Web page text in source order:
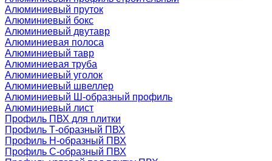
Алюминиевый пруток
Алюминиевый бокс
Алюминиевый двутавр
Алюминиевая полоса
Алюминиевый тавр
Алюминиевая труба
Алюминиевый уголок
Алюминиевый швеллер
Алюминиевый Ш-образный профиль
Алюминиевый лист
Профиль ПВХ для плитки
Профиль Т-образный ПВХ
Профиль H-образный ПВХ
Профиль C-образный ПВХ